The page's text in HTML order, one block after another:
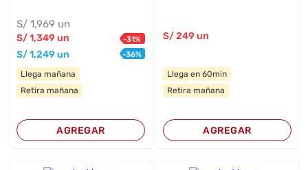
S/1,969 un
S/1,349 un -31%
S/1,249 un -36%
Llega mañana
Retira mañana
AGREGAR
S/249 un
Llega en 60min
Retira mañana
AGREGAR